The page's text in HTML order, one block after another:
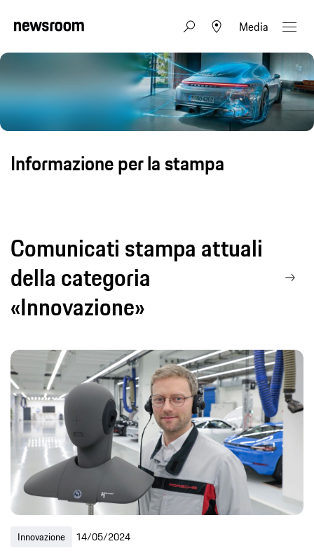
Media
Informazione per la stampa
Comunicati stampa attuali
della categoria
«Innovazione»
Innovazione 14/05/2024